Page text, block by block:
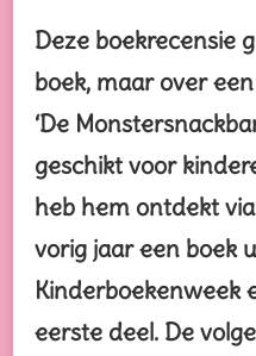
Deze boekrecensie
boek, maar over
‘De
geschikt voor
heb hem ontdekt
vorig jaar een boek
Kinderboekenweek
eerste deel. De